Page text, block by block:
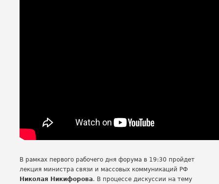
В рамках первого рабочего дня форума в 19:30 пройдет
лекция министра связи и массовых коммуникаций РФ
Николая Никифорова. В процессе дискуссии на тему